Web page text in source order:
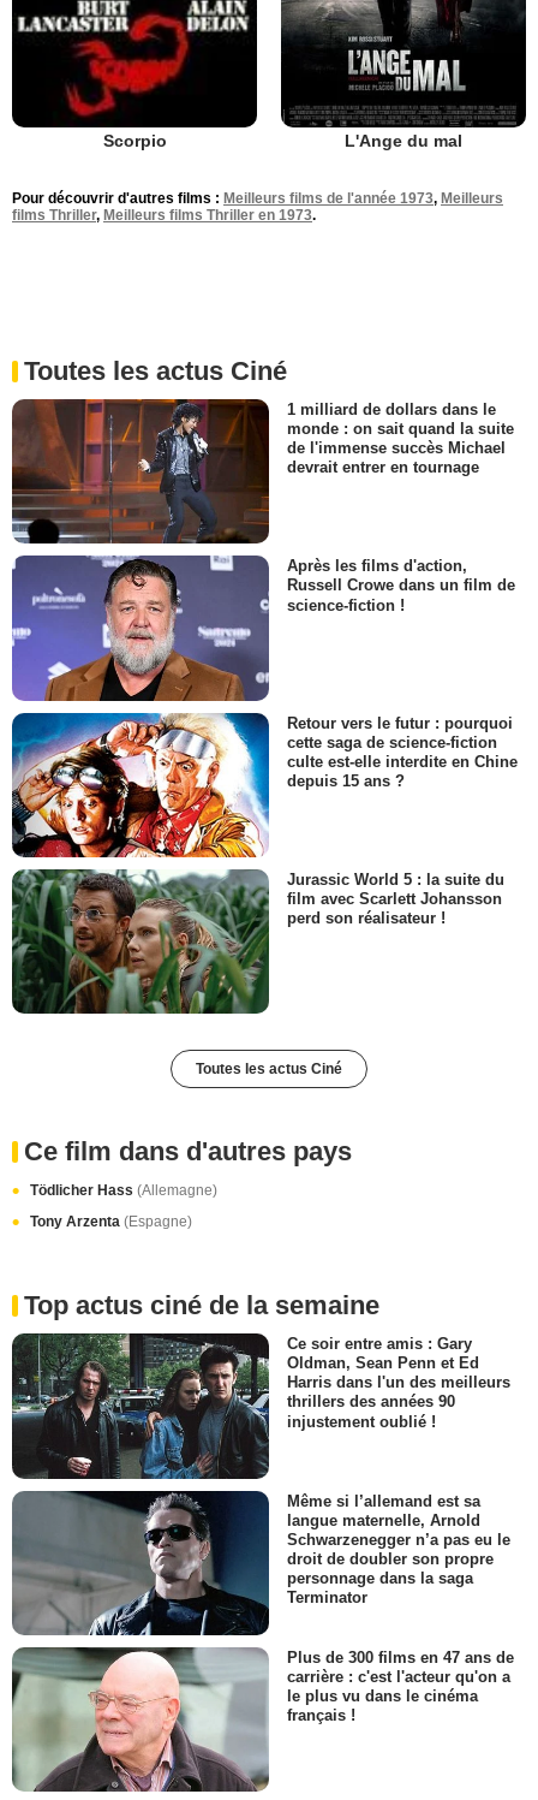
Scorpio L'Ange du mal
Pour découvrir d'autres films : Meilleurs films de l'année 1973, Meilleurs
films Thriller, Meilleurs films Thriller en 1973.
Toutes les actus Ciné
1 milliard de dollars dans le
monde : on sait quand la suite
de l'immense succès Michael
devrait entrer en tournage
Après les films d'action,
Russell Crowe dans un film de
science-fiction !
Retour vers le futur : pourquoi
cette saga de science-fiction
culte est-elle interdite en Chine
depuis 15 ans ?
Jurassic World 5 : la suite du
film avec Scarlett Johansson
perd son réalisateur !
Toutes les actus Ciné
Ce film dans d'autres pays
Tödlicher Hass (Allemagne)
Tony Arzenta (Espagne)
Top actus ciné de la semaine
Ce soir entre amis : Gary
Oldman, Sean Penn et Ed
Harris dans l'un des meilleurs
thrillers des années 90
injustement oublié !
Même si l’allemand est sa
langue maternelle, Arnold
Schwarzenegger n’a pas eu le
droit de doubler son propre
personnage dans la saga
Terminator
Plus de 300 films en 47 ans de
carrière : c'est l'acteur qu'on a
le plus vu dans le cinéma
français !